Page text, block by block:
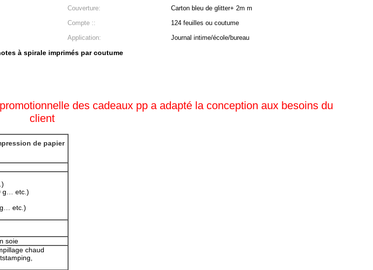
Couverture:
Carton bleu de glitter+ 2m m
Compte ::
124 feuilles ou coutume
Application:
Journal intime/école/bureau
à spirale imprimés par coutume
des cadeaux pp a adapté la conception aux besoins du
client
de papier
g… etc.)
g… etc.)
soie
chaud